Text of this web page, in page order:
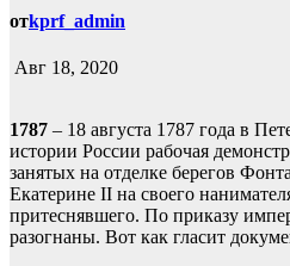
отkprf_admin
Авг 18, 2020
1787 – 18 августа 1787 года в
истории России рабочая
занятых на отделке берегов
Екатерине II на своего
притеснявшего. По приказу
разогнаны. Вот как гласит